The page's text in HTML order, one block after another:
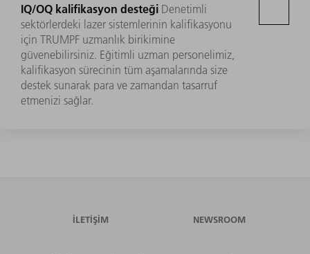
IQ/OQ kalifikasyon desteği Denetimli
sektörlerdeki lazer sistemlerinin kalifikasyonu
için TRUMPF uzmanlık birikimine
güvenebilirsiniz. Eğitimli uzman personelimiz,
kalifikasyon sürecinin tüm aşamalarında size
destek sunarak para ve zamandan tasarruf
etmenizi sağlar.
İLETIŞIM NEWSROOM